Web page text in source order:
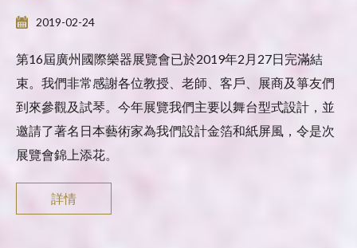
2019-02-24
第16屆廣州國際樂器展覽會已於2019年2月27日完滿結
束。我們非常感謝各位教授、老師、客戶、展商及箏友們
到來參觀及試琴。今年展覽我們主要以舞台型式設計，並
邀請了著名日本藝術家為我們設計金箔和紙屏風，令是次
展覽會錦上添花。
詳情